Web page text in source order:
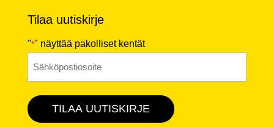
Tilaa uutiskirje
"*" näyttää pakolliset kentät
TILAA UUTISKIRJE